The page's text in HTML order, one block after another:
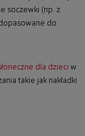
soczewki (np. z
do
dla dzieci w
takie jak nakładki